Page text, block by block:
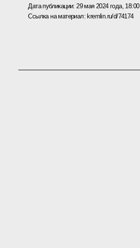
Дата публикации: 29 мая 2024 года, 18:00
Ссылка на материал:kremlin.ru/d/74174